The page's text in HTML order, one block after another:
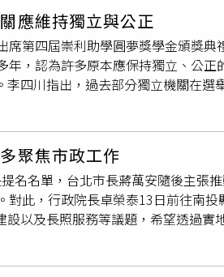
應維持獨立與公正
第四屆崇利助學圓夢獎學金頒獎
年，認為許多原本應保持獨立、公
四川指出，過去部分獨立機關在選
促轉會相關言論影射與攻擊，讓不
直接表態支持與否，但強調社會期
重新建立人民對政府機關的信任。談
向，持續深入地方傾聽民意，爭取
聚焦市政工作
名名單，台北市長蔣萬安隨後主張
此，行政院長卓榮泰13日前往南
以及長照服務等議題，希望透過實
藝文化園區，了解地方文化產業與
團體家屋運作情形，行程聚焦地方